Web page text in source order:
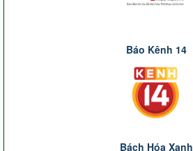
Báo Kênh 14
Bách Hóa Xanh